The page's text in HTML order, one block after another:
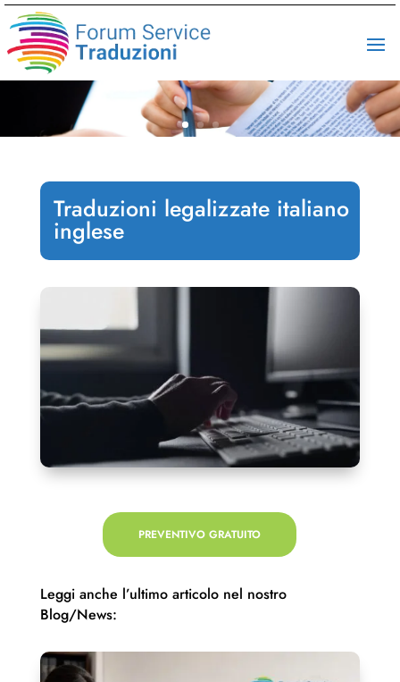
Traduzioni legalizzate italiano
inglese
PREVENTIVO GRATUITO
Leggi anche l’ultimo articolo nel nostro
Blog/News: